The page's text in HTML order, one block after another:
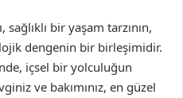
bir yaşam tarzının,
dengenin bir birleşimidir.
içsel bir yolculuğun
ve bakımınız, en güzel